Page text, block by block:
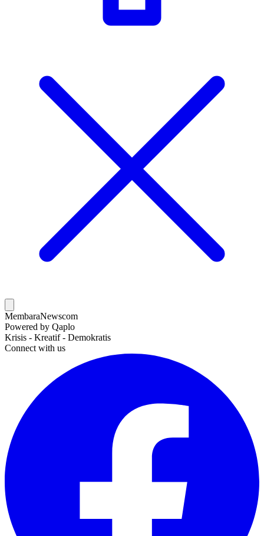
MembaraNewscom
Powered by Qaplo
Krisis - Kreatif - Demokratis
Connect with us